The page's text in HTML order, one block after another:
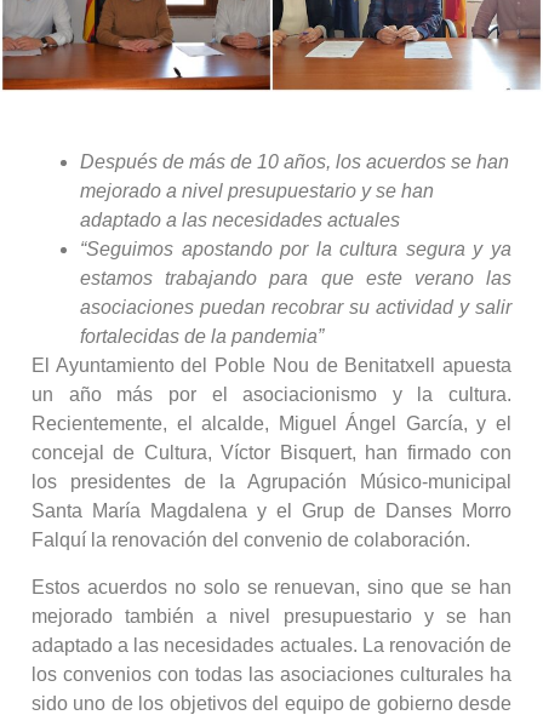
Después de más de 10 años, los acuerdos se han
mejorado a nivel presupuestario y se han
adaptado a las necesidades actuales
“Seguimos apostando por la cultura segura y ya
estamos trabajando para que este verano las
asociaciones puedan recobrar su actividad y salir
fortalecidas de la pandemia”
El Ayuntamiento del Poble Nou de Benitatxell apuesta
un año más por el asociacionismo y la cultura.
Recientemente, el alcalde, Miguel Ángel García, y el
concejal de Cultura, Víctor Bisquert, han firmado con
los presidentes de la Agrupación Músico-municipal
Santa María Magdalena y el Grup de Danses Morro
Falquí la renovación del convenio de colaboración.
Estos acuerdos no solo se renuevan, sino que se han
mejorado también a nivel presupuestario y se han
adaptado a las necesidades actuales. La renovación de
los convenios con todas las asociaciones culturales ha
sido uno de los objetivos del equipo de gobierno desde